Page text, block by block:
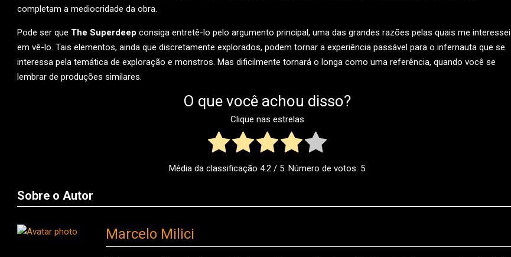
completam a mediocridade da obra.
Pode ser que The Superdeep consiga entretê-lo pelo argumento principal, uma das grandes razões pelas quais me interessei
em vê-lo. Tais elementos, ainda que discretamente explorados, podem tornar a experiência passável para o infernauta que se
interessa pela temática de exploração e monstros. Mas dificilmente tornará o longa como uma referência, quando você se
lembrar de produções similares.
O que você achou disso?
Clique nas estrelas
Média da classificação 4.2 / 5. Número de votos: 5
Sobre o Autor
Marcelo Milici